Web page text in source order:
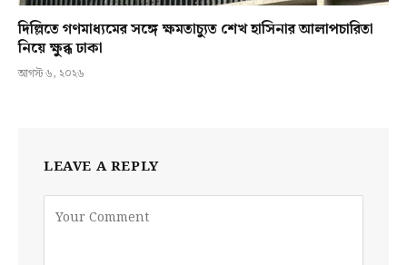
দিল্লিতে গণমাধ্যমের সঙ্গে ক্ষমতাচ্যুত শেখ হাসিনার আলাপচারিতা
নিয়ে ক্ষুব্ধ ঢাকা
আগস্ট ৬, ২০২৬
LEAVE A REPLY